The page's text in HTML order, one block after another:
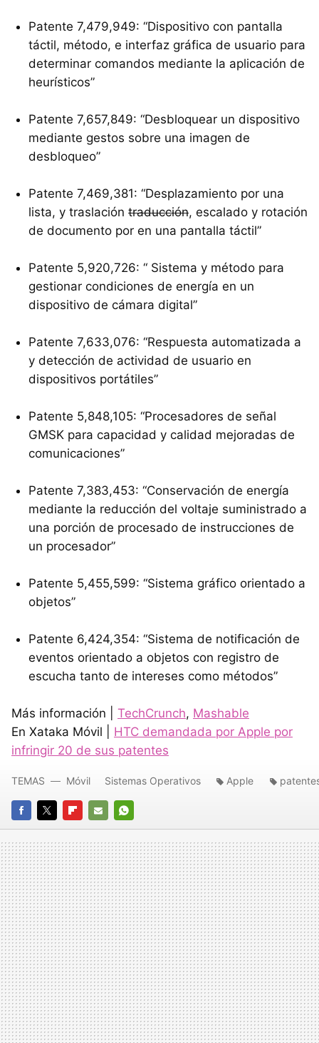
Patente 7,479,949: “Dispositivo con pantalla
táctil, método, e interfaz gráfica de usuario para
determinar comandos mediante la aplicación de
heurísticos”
Patente 7,657,849: “Desbloquear un dispositivo
mediante gestos sobre una imagen de
desbloqueo”
Patente 7,469,381: “Desplazamiento por una
lista, y traslación traducción, escalado y rotación
de documento por en una pantalla táctil”
Patente 5,920,726: “ Sistema y método para
gestionar condiciones de energía en un
dispositivo de cámara digital”
Patente 7,633,076: “Respuesta automatizada a
y detección de actividad de usuario en
dispositivos portátiles”
Patente 5,848,105: “Procesadores de señal
GMSK para capacidad y calidad mejoradas de
comunicaciones”
Patente 7,383,453: “Conservación de energía
mediante la reducción del voltaje suministrado a
una porción de procesado de instrucciones de
un procesador”
Patente 5,455,599: “Sistema gráfico orientado a
objetos”
Patente 6,424,354: “Sistema de notificación de
eventos orientado a objetos con registro de
escucha tanto de intereses como métodos”
Más información | TechCrunch, Mashable
En Xataka Móvil | HTC demandada por Apple por
infringir 20 de sus patentes
FACEBOOK
TWITTERFLIPBOARD
E-
MAIL
WHATSAPP
TEMAS Móvil Sistemas Operativos Apple